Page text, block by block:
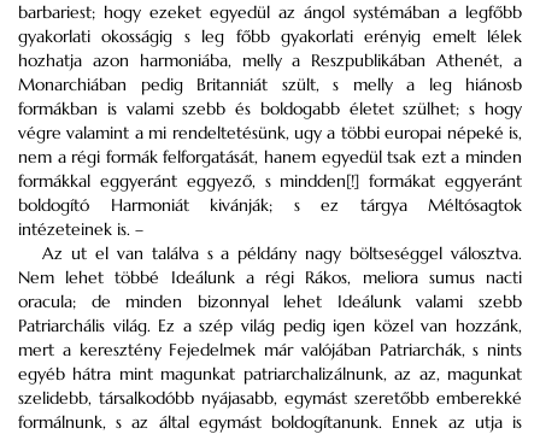
barbariest; hogy ezeket egyedül az ángol systémában a legfőbb
gyakorlati okosságig s leg főbb gyakorlati erényig emelt lélek
hozhatja azon harmoniába, melly a Reszpublikában Athenét, a
Monarchiában pedig Britanniát szült, s melly a leg hiánosb
formákban is valami szebb és boldogabb életet szülhet; s hogy
végre valamint a mi rendeltetésünk, ugy a többi europai népeké is,
nem a régi formák felforgatását, hanem egyedül tsak ezt a minden
formákkal eggyeránt eggyező, s mindden[!] formákat eggyeránt
boldogító Harmoniát kivánják; s ez tárgya Méltósagtok
intézeteinek is. –
Az ut el van találva s a példány nagy böltseséggel válosztva.
Nem lehet többé Ideálunk a régi Rákos, meliora sumus nacti
oracula; de minden bizonnyal lehet Ideálunk valami szebb
Patriarchális világ. Ez a szép világ pedig igen közel van hozzánk,
mert a keresztény Fejedelmek már valójában Patriarchák, s nints
egyéb hátra mint magunkat patriarchalizálnunk, az az, magunkat
szelidebb, társalkodóbb nyájasabb, egymást szeretőbb emberekké
formálnunk, s az által egymást boldogítanunk. Ennek az utja is